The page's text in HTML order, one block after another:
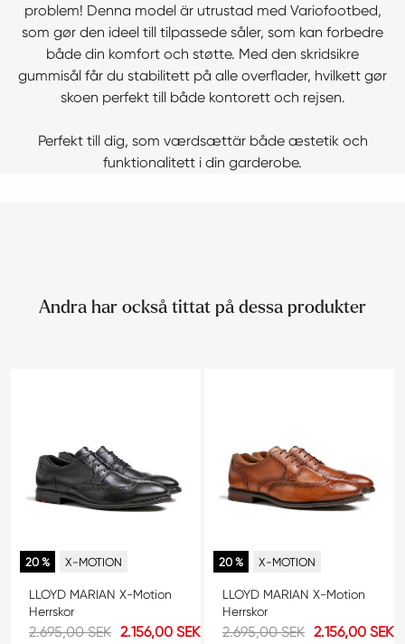
problem! Denna model är utrustad med Variofootbed,
som gør den ideel till tilpassede såler, som kan forbedre
både din komfort och støtte. Med den skridsikre
gummisål får du stabilitett på alle overflader, hvilkett gør
skoen perfekt till både kontorett och rejsen.
Perfekt till dig, som værdsættär både æstetik och
funktionalitett i din garderobe.
Andra har också tittat på dessa produkter
20 % X-MOTION
LLOYD MARIAN X-Motion
Herrskor
2.695,00 SEK 2.156,00 SEK
20 % X-MOTION
LLOYD MARIAN X-Motion
Herrskor
2.695,00 SEK 2.156,00 SEK